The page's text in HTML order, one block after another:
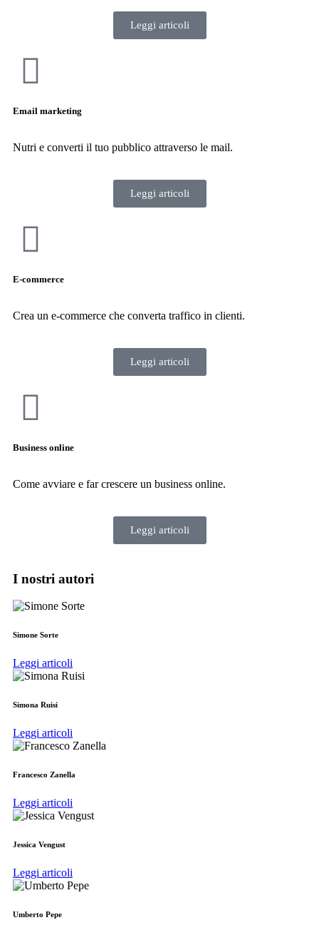
Leggi articoli
Email marketing
Nutri e converti il tuo pubblico attraverso le mail.
Leggi articoli
E-commerce
Crea un e-commerce che converta traffico in clienti.
Leggi articoli
Business online
Come avviare e far crescere un business online.
Leggi articoli
I nostri autori
Simone Sorte
Leggi articoli
Simona Ruisi
Leggi articoli
Francesco Zanella
Leggi articoli
Jessica Vengust
Leggi articoli
Umberto Pepe